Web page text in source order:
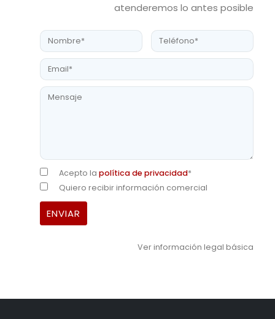
atenderemos lo antes posible
Acepto la política de privacidad*
Quiero recibir información comercial
Ver información legal básica